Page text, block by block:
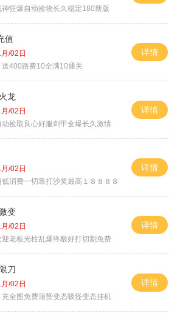
神狂爆自动捡物长久稳定180新版
值
/02日
送400路费10全满10通关
详情
龙
/02日
动捡取良心好服剑甲全爆长久激情
详情
/02日
低消费一切靠打沙奖最高１８８８８
详情
变
/02日
迎老板光柱乱爆终极好打切割免费
详情
刀
/02日
充全图免费顶赞变态吸怪变态挂机
详情